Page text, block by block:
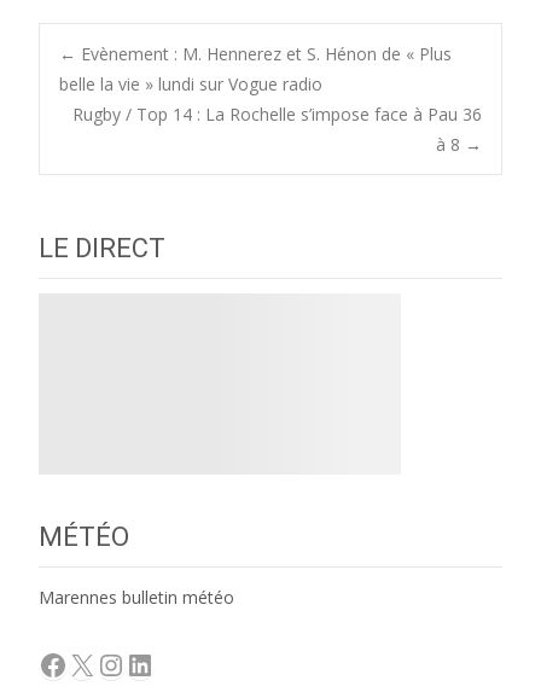
Post
navigation
← Evènement : M. Hennerez et S. Hénon de « Plus
belle la vie » lundi sur Vogue radio
Rugby / Top 14 : La Rochelle s’impose face à Pau 36
à 8 →
LE DIRECT
MÉTÉO
Marennes bulletin météo
Facebook
X Instagram
LinkedIn